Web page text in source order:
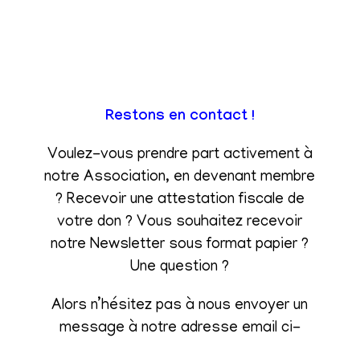
Restons en contact !
Voulez-vous prendre part activement à
notre Association, en devenant membre
? Recevoir une attestation fiscale de
votre don ? Vous souhaitez recevoir
notre Newsletter sous format papier ?
Une question ?
Alors n’hésitez pas à nous envoyer un
message à notre adresse email ci-